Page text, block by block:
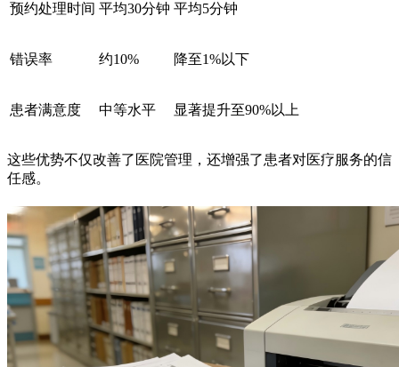
预约处理时间 平均30分钟 平均5分钟
错误率 约10% 降至1%以下
患者满意度 中等水平 显著提升至90%以上
这些优势不仅改善了医院管理，还增强了患者对医疗服务的信
任感。